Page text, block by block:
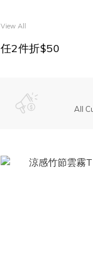
View All
任2件折$50
All